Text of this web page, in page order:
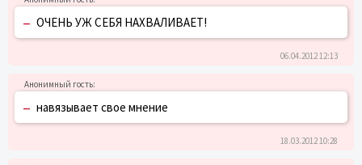
– ОЧЕНЬ УЖ СЕБЯ НАХВАЛИВАЕТ!
06.04.2012 12:13
– навязывает свое мнение
18.03.2012 10:28